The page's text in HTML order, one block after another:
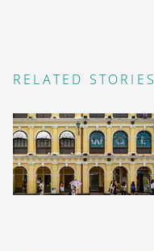
RELATED STORIES